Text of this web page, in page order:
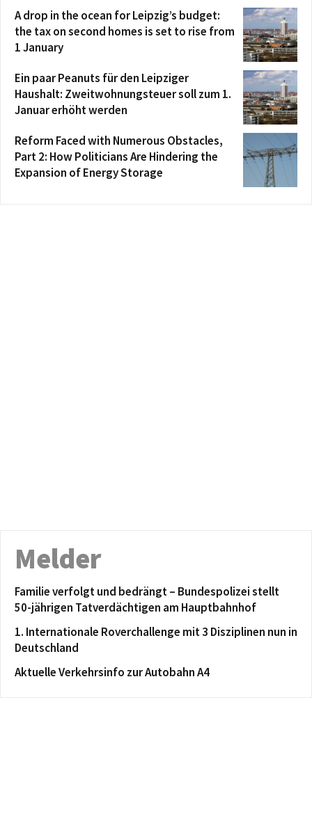
A drop in the ocean for Leipzig’s budget:
the tax on second homes is set to rise from
1 January
Ein paar Peanuts für den Leipziger
Haushalt: Zweitwohnungsteuer soll zum 1.
Januar erhöht werden
Reform Faced with Numerous Obstacles,
Part 2: How Politicians Are Hindering the
Expansion of Energy Storage
Melder
Familie verfolgt und bedrängt – Bundespolizei stellt
50-jährigen Tatverdächtigen am Hauptbahnhof
1. Internationale Roverchallenge mit 3 Disziplinen nun in
Deutschland
Aktuelle Verkehrsinfo zur Autobahn A4